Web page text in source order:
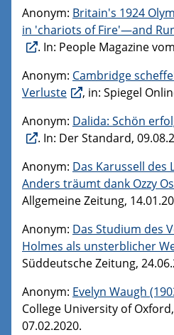
Anonym: Britain's 1924
in 'chariots of Fire'—and
. In: People Magazine
Anonym: Cambridge
Verluste
, in: Spiegel
Anonym: Dalida: Schön
. In: Der Standard,
Anonym: Das Karussell des
Anders träumt dank Ozzy
Allgemeine Zeitung,
Anonym: Das Studium des
Holmes als unsterblicher
Süddeutsche Zeitung,
Anonym: Evelyn Waugh
College University of
07.02.2020.